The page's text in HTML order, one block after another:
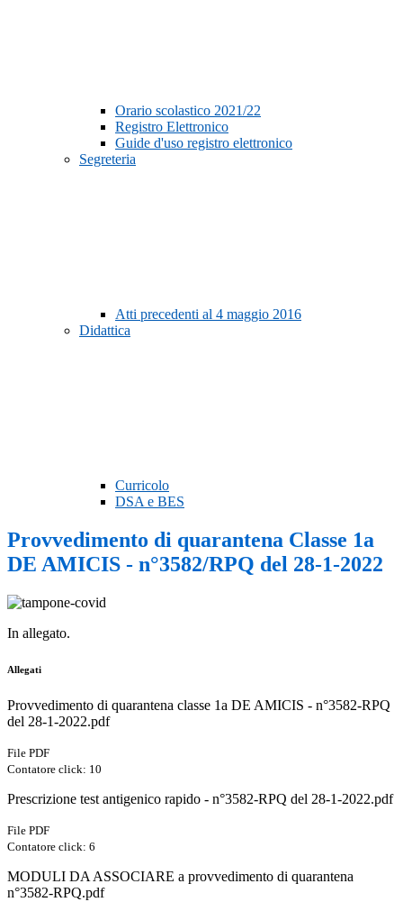
Orario scolastico 2021/22
Registro Elettronico
Guide d'uso registro elettronico
Segreteria
Atti precedenti al 4 maggio 2016
Didattica
Curricolo
DSA e BES
Provvedimento di quarantena Classe 1a
DE AMICIS - n°3582/RPQ del 28-1-2022
In allegato.
Allegati
Provvedimento di quarantena classe 1a DE AMICIS - n°3582-RPQ
del 28-1-2022.pdf
File PDF
Contatore click: 10
Prescrizione test antigenico rapido - n°3582-RPQ del 28-1-2022.pdf
File PDF
Contatore click: 6
MODULI DA ASSOCIARE a provvedimento di quarantena
n°3582-RPQ.pdf